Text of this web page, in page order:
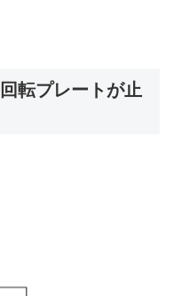
転プレートが止